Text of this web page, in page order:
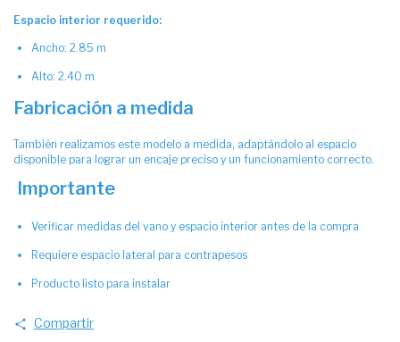
Espacio interior requerido:
Ancho: 2.85 m
Alto: 2.40 m
Fabricación a medida
También realizamos este modelo a medida, adaptándolo al espacio
disponible para lograr un encaje preciso y un funcionamiento correcto.
Importante
Verificar medidas del vano y espacio interior antes de la compra
Requiere espacio lateral para contrapesos
Producto listo para instalar
Compartir